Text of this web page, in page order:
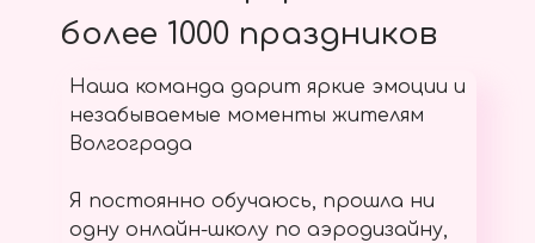
более 1000 праздников
Наша команда дарит яркие эмоции и
незабываемые моменты жителям
Волгограда
Я постоянно обучаюсь, прошла ни
одну онлайн-школу по аэродизайну,